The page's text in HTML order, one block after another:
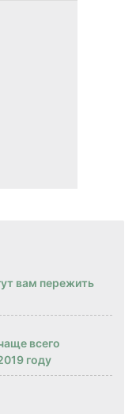
вам пережить
всего
году